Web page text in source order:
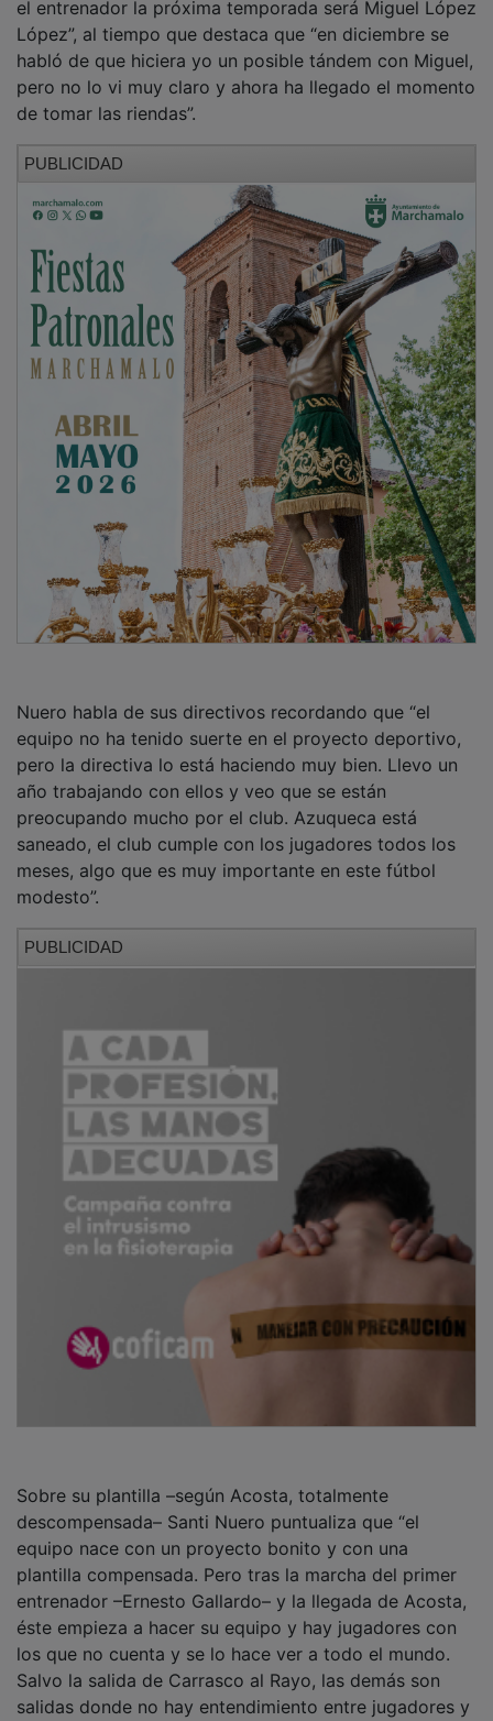
López”, al tiempo que destaca que “en diciembre se
habló de que hiciera yo un posible tándem con Miguel,
pero no lo vi muy claro y ahora ha llegado el momento
de tomar las riendas”.
equipo no ha tenido suerte en el proyecto deportivo,
pero la directiva lo está haciendo muy bien. Llevo un
año trabajando con ellos y veo que se están
preocupando mucho por el club. Azuqueca está
saneado, el club cumple con los jugadores todos los
meses, algo que es muy importante en este fútbol
modesto”.
descompensada– Santi Nuero puntualiza que “el
equipo nace con un proyecto bonito y con una
plantilla compensada. Pero tras la marcha del primer
entrenador –Ernesto Gallardo– y la llegada de Acosta,
éste empieza a hacer su equipo y hay jugadores con
los que no cuenta y se lo hace ver a todo el mundo.
Salvo la salida de Carrasco al Rayo, las demás son
salidas donde no hay entendimiento entre jugadores y